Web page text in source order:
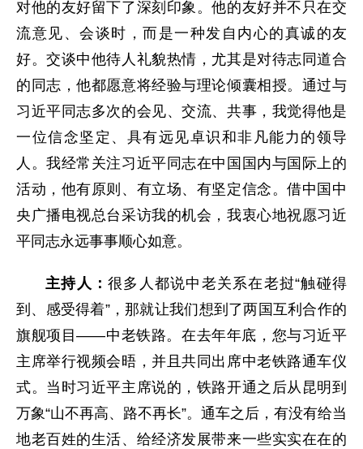
对他的友好留下了深刻印象。他的友好并不只在交
流意见、会谈时，而是一种发自内心的真诚的友
好。交谈中他待人礼貌热情，尤其是对待志同道合
的同志，他都愿意将经验与理论倾囊相授。通过与
习近平同志多次的会见、交流、共事，我觉得他是
一位信念坚定、具有远见卓识和非凡能力的领导
人。我经常关注习近平同志在中国国内与国际上的
活动，他有原则、有立场、有坚定信念。借中国中
央广播电视总台采访我的机会，我衷心地祝愿习近
平同志永远事事顺心如意。
主持人：很多人都说中老关系在老挝“触碰得
到、感受得着”，那就让我们想到了两国互利合作的
旗舰项目——中老铁路。在去年年底，您与习近平
主席举行视频会晤，并且共同出席中老铁路通车仪
式。当时习近平主席说的，铁路开通之后从昆明到
万象“山不再高、路不再长”。通车之后，有没有给当
地老百姓的生活、给经济发展带来一些实实在在的